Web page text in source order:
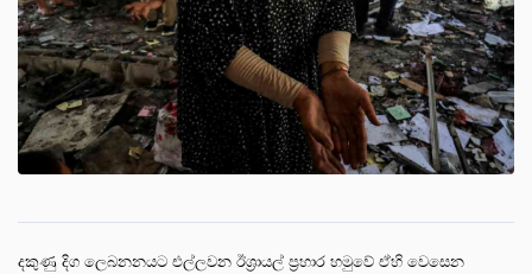
දකුණු දිග ලෙබනනයට එල්ලවන ඊශ්‍රායල් ප්‍රහාර හමුවේ ඒහි වෙසෙන